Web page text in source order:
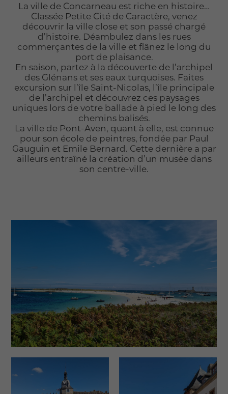
La ville de Concarneau est riche en histoire…
Classée Petite Cité de Caractère, venez
découvrir la ville close et son passé chargé
d’histoire. Déambulez dans les rues
commerçantes de la ville et flânez le long du
port de plaisance.
En saison, partez à la découverte de l’archipel
des Glénans et ses eaux turquoises. Faites
excursion sur l’île Saint-Nicolas, l’île principale
de l’archipel et découvrez ces paysages
uniques lors de votre ballade à pied le long des
chemins balisés.
La ville de Pont-Aven, quant à elle, est connue
pour son école de peintres, fondée par Paul
Gauguin et Emile Bernard. Cette dernière a par
ailleurs entraîné la création d’un musée dans
son centre-ville.